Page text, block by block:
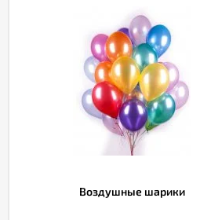
Воздушные шарики